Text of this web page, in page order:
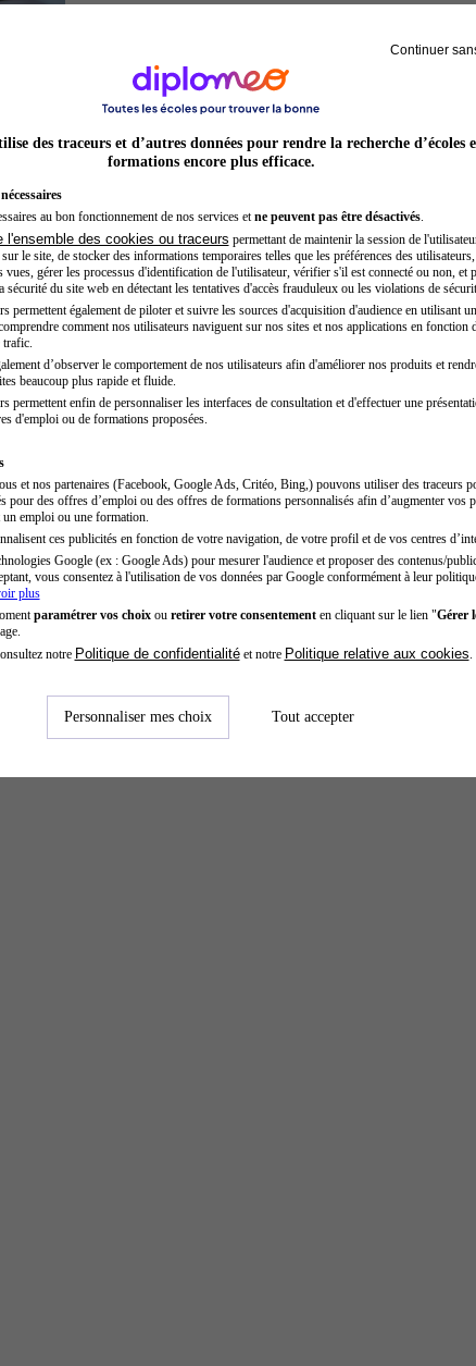
Développeur web
Continuer
des traceurs et d’autres données pour rendre la recherche d’écoles
formations encore plus efficace.
au bon fonctionnement de nos services et ne peuvent pas être désactivés.
l'ensemble des cookies ou traceurs permettant de maintenir la session de
le site, de stocker des informations temporaires telles que les préférences des
vues, gérer les processus d'identification de l'utilisateur, vérifier s'il est connecté ou non, et
sécurité du site web en détectant les tentatives d'accès frauduleux ou les violations de
permettent également de piloter et suivre les sources d'acquisition d'audience en utilisant
comment nos utilisateurs naviguent sur nos sites et nos applications en fonction
d’observer le comportement de nos utilisateurs afin d'améliorer nos produits et
beaucoup plus rapide et fluide.
permettent enfin de personnaliser les interfaces de consultation et d'effectuer une
d'emploi ou de formations proposées.
et nos partenaires (Facebook, Google Ads, Critéo, Bing,) pouvons utiliser des traceurs
pour des offres d’emploi ou des offres de formations personnalisés afin d’augmenter vos
emploi ou une formation.
ces publicités en fonction de votre navigation, de votre profil et de vos centres
Google (ex : Google Ads) pour mesurer l'audience et proposer des contenus/
vous consentez à l'utilisation de vos données par Google conformément à leur
plus
paramétrer vos choixou retirer votre consentementen cliquant sur le lien "Gérer
notre Politique de confidentialitéet notre Politique relative aux cookies
Personnaliser mes choix Tout accepter